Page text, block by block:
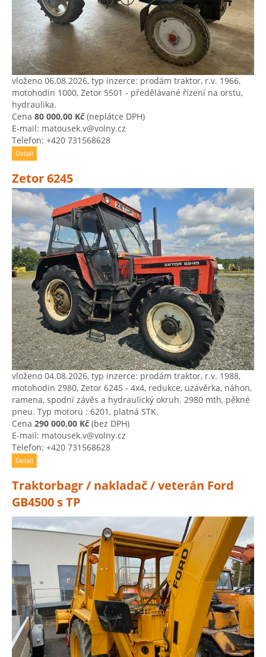
vloženo 06.08.2026, typ inzerce: prodám traktor, r.v. 1966,
motohodin 1000, Zetor 5501 - předělávané řízení na orstu,
hydraulika.
Cena 80 000,00 Kč (neplátce DPH)
E-mail: matousek.v@volny.cz
Telefon: +420 731568628
Detail
Zetor 6245
vloženo 04.08.2026, typ inzerce: prodám traktor, r.v. 1988,
motohodin 2980, Zetor 6245 - 4x4, redukce, uzávěrka, náhon,
ramena, spodní závěs a hydraulický okruh. 2980 mth, pěkné
pneu. Typ motoru : 6201, platná STK.
Cena 290 000,00 Kč (bez DPH)
E-mail: matousek.v@volny.cz
Telefon: +420 731568628
Detail
Traktorbagr / nakladač / veterán Ford
GB4500 s TP